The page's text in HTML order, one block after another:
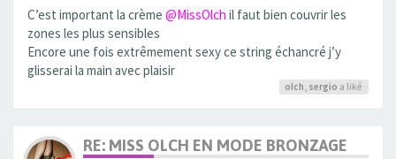
C’est important la crème @MissOlch il faut bien couvrir les
zones les plus sensibles
Encore une fois extrêmement sexy ce string échancré j’y
glisserai la main avec plaisir
olch sergio a liké
RE: MISS OLCH EN MODE BRONZAGE